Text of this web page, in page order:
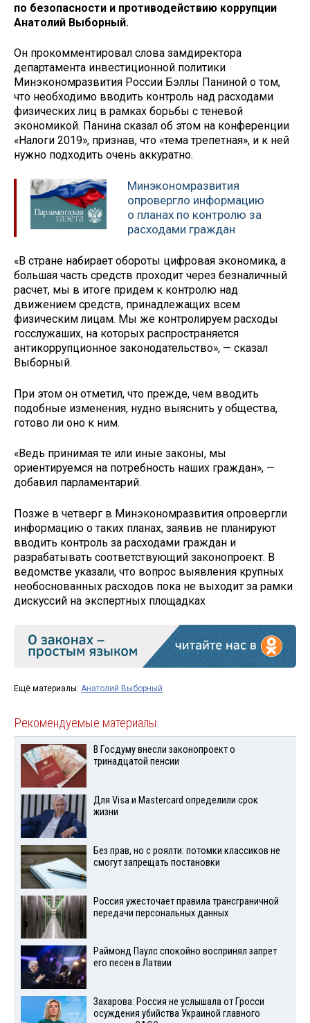
по безопасности и противодействию коррупции
Анатолий Выборный.
Он прокомментировал слова замдиректора
департамента инвестиционной политики
Минэкономразвития России Бэллы Паниной о том,
что необходимо вводить контроль над расходами
физических лиц в рамках борьбы с теневой
экономикой. Панина сказал об этом на конференции
«Налоги 2019», признав, что «тема трепетная», и к ней
нужно подходить очень аккуратно.
Минэкономразвития
опровергло информацию
о планах по контролю за
расходами граждан
«В стране набирает обороты цифровая экономика, а
большая часть средств проходит через безналичный
расчет, мы в итоге придем к контролю над
движением средств, принадлежащих всем
физическим лицам. Мы же контролируем расходы
госслужаших, на которых распространяется
антикоррупционное законодательство», — сказал
Выборный.
При этом он отметил, что прежде, чем вводить
подобные изменения, нудно выяснить у общества,
готово ли оно к ним.
«Ведь принимая те или иные законы, мы
ориентируемся на потребность наших граждан», —
добавил парламентарий.
Позже в четверг в Минэкономразвития опровергли
информацию о таких планах, заявив не планируют
вводить контроль за расходами граждан и
разрабатывать соответствующий законопроект. В
ведомстве указали, что вопрос выявления крупных
необоснованных расходов пока не выходит за рамки
дискуссий на экспертных площадках
Ещё материалы: Анатолий Выборный
Рекомендуемые материалы
В Госдуму внесли законопроект о
тринадцатой пенсии
Для Visа и Mastercard определили срок
жизни
Без прав, но с роялти: потомки классиков не
смогут запрещать постановки
Россия ужесточает правила трансграничной
передачи персональных данных
Раймонд Паулс спокойно воспринял запрет
его песен в Латвии
Захарова: Россия не услышала от Гросси
осуждения убийства Украиной главного